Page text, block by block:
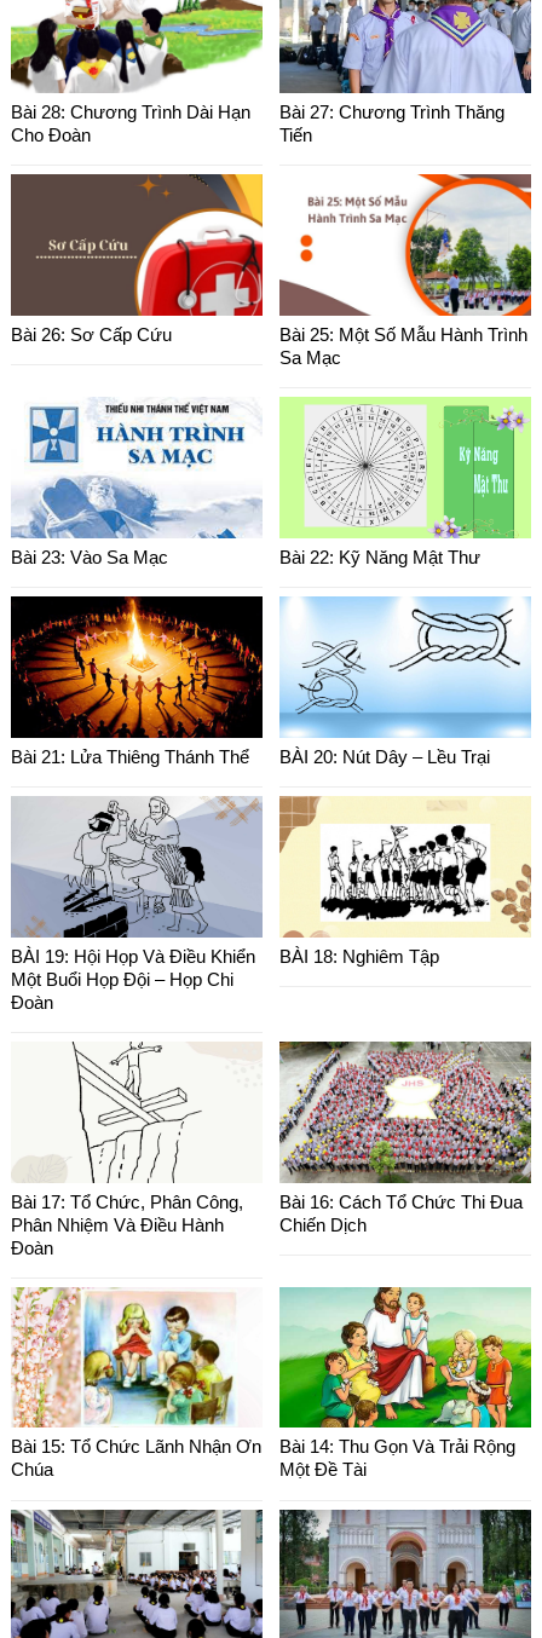
Bài 28: Chương Trình Dài Hạn
Cho Đoàn
Bài 27: Chương Trình Thăng
Tiến
Bài 26: Sơ Cấp Cứu
Bài 25: Một Số Mẫu Hành Trình
Sa Mạc
Bài 23: Vào Sa Mạc Bài 22: Kỹ Năng Mật Thư
Bài 21: Lửa Thiêng Thánh Thể BÀI 20: Nút Dây – Lều Trại
BÀI 19: Hội Họp Và Điều Khiển
Một Buổi Họp Đội – Họp Chi
Đoàn
BÀI 18: Nghiêm Tập
Bài 17: Tổ Chức, Phân Công,
Phân Nhiệm Và Điều Hành
Đoàn
Bài 16: Cách Tổ Chức Thi Đua
Chiến Dịch
Bài 15: Tổ Chức Lãnh Nhận Ơn
Chúa
Bài 14: Thu Gọn Và Trải Rộng
Một Đề Tài